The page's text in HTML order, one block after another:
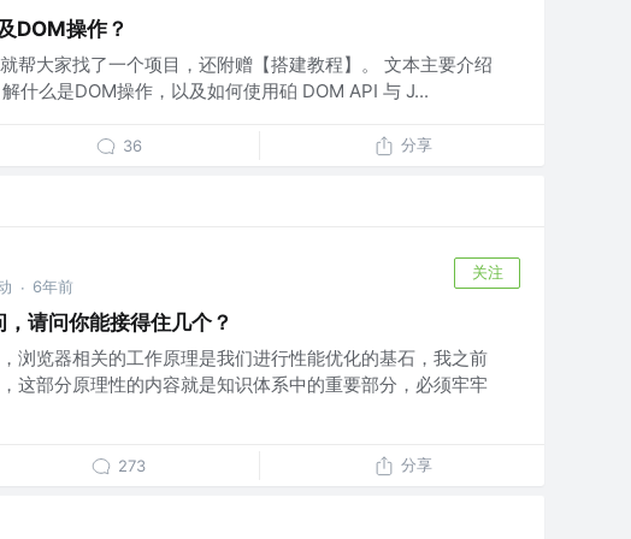
DOM操作？
帮大家找了一个项目，还附赠【搭建教程】。 文本主要介绍
什么是DOM操作，以及如何使用砶 DOM API 与 J...
36 分享
· 6年前
关注
请问你能接得住几个？
浏览器相关的工作原理是我们进行性能优化的基石，我之前
这部分原理性的内容就是知识体系中的重要部分，必须牢牢
273 分享